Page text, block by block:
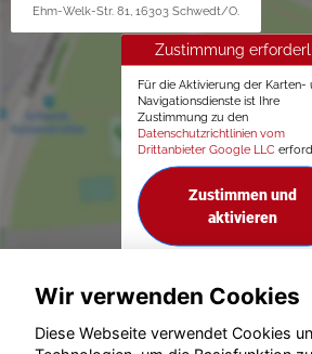
Ehm-Welk-Str. 81, 16303 Schwedt/O.
Zustimmung
Für die Aktivierung der Karten-
Navigationsdienste ist Ihre
Zustimmung zu den
Datenschutzrichtlinien vom
Drittanbieter Google LLC
Zustimmen und
aktivieren
Wir verwenden Cookies
Diese Webseite verwendet Cookies